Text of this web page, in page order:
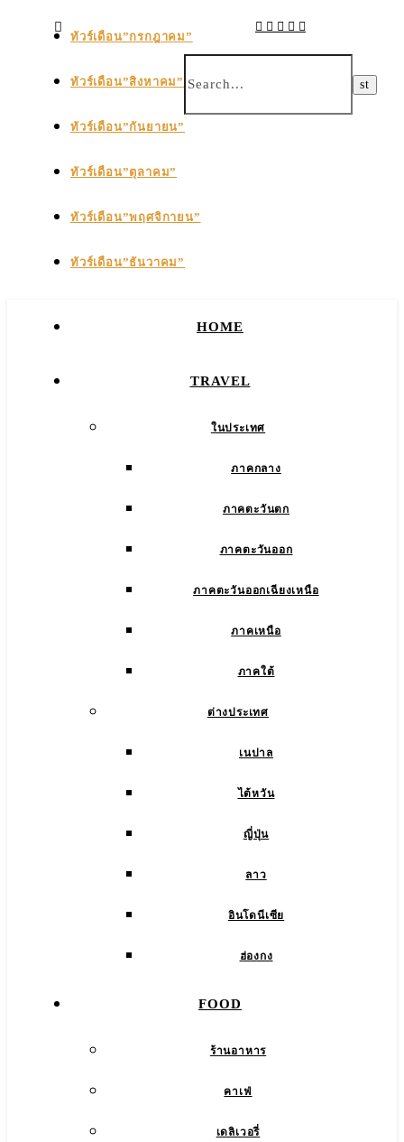
ทัวร์เดือน”กรกฎาคม”
ทัวร์เดือน”สิงหาคม”
ทัวร์เดือน”กันยายน”
ทัวร์เดือน”ตุลาคม”
ทัวร์เดือน”พฤศจิกายน”
ทัวร์เดือน”ธันวาคม”
HOME
TRAVEL
ในประเทศ
ภาคกลาง
ภาคตะวันตก
ภาคตะวันออก
ภาคตะวันออกเฉียงเหนือ
ภาคเหนือ
ภาคใต้
ต่างประเทศ
เนปาล
ไต้หวัน
ญี่ปุ่น
ลาว
อินโดนีเซีย
ฮ่องกง
FOOD
ร้านอาหาร
คาเฟ่
เดลิเวอรี่